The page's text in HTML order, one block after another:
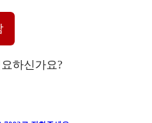
하신가요?